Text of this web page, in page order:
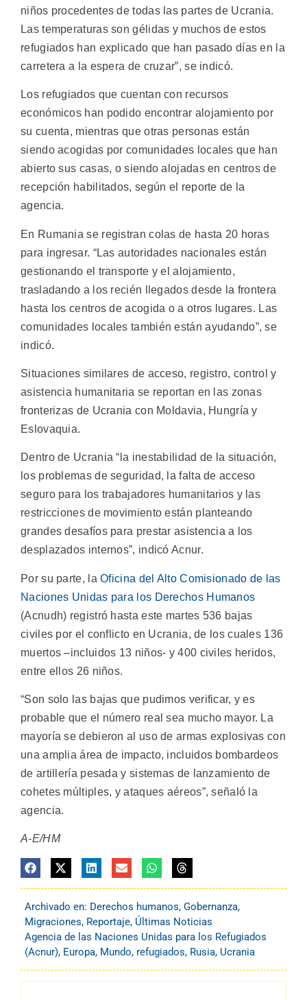
niños procedentes de todas las partes de Ucrania.
Las temperaturas son gélidas y muchos de estos
refugiados han explicado que han pasado días en la
carretera a la espera de cruzar”, se indicó.
Los refugiados que cuentan con recursos
económicos han podido encontrar alojamiento por
su cuenta, mientras que otras personas están
siendo acogidas por comunidades locales que han
abierto sus casas, o siendo alojadas en centros de
recepción habilitados, según el reporte de la
agencia.
En Rumania se registran colas de hasta 20 horas
para ingresar. “Las autoridades nacionales están
gestionando el transporte y el alojamiento,
trasladando a los recién llegados desde la frontera
hasta los centros de acogida o a otros lugares. Las
comunidades locales también están ayudando”, se
indicó.
Situaciones similares de acceso, registro, control y
asistencia humanitaria se reportan en las zonas
fronterizas de Ucrania con Moldavia, Hungría y
Eslovaquia.
Dentro de Ucrania “la inestabilidad de la situación,
los problemas de seguridad, la falta de acceso
seguro para los trabajadores humanitarios y las
restricciones de movimiento están planteando
grandes desafíos para prestar asistencia a los
desplazados internos”, indicó Acnur.
Por su parte, laOficina del Alto Comisionado de las
Naciones Unidas para los Derechos Humanos
(Acnudh) registró hasta este martes 536 bajas
civiles por el conflicto en Ucrania, de los cuales 136
muertos –incluidos 13 niños- y 400 civiles heridos,
entre ellos 26 niños.
“Son solo las bajas que pudimos verificar, y es
probable que el número real sea mucho mayor. La
mayoría se debieron al uso de armas explosivas con
una amplia área de impacto, incluidos bombardeos
de artillería pesada y sistemas de lanzamiento de
cohetes múltiples, y ataques aéreos”, señaló la
agencia.
A-E/HM
Archivado en: Derechos humanos, Gobernanza,
Migraciones, Reportaje, Últimas Noticias
Agencia de las Naciones Unidas para los Refugiados
(Acnur), Europa, Mundo, refugiados, Rusia, Ucrania